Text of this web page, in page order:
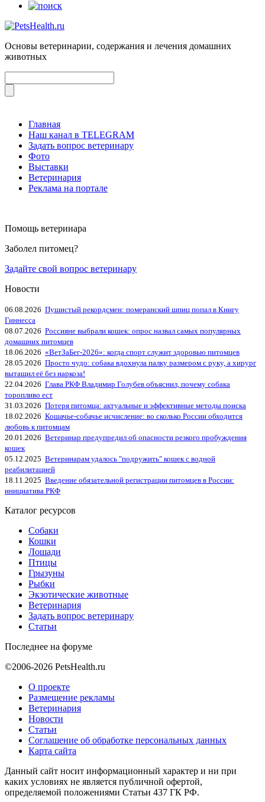
Основы ветеринарии, содержания и лечения домашних
животных
Главная
Наш канал в TELEGRAM
Задать вопрос ветеринару
Фото
Выставки
Ветеринария
Реклама на портале
Помощь ветеринара
Заболел питомец?
Задайте свой вопрос ветеринару
Новости
06.08.2026 Пушистый рекордсмен: померанский шпиц попал в Книгу
Гиннесса
08.07.2026 Россияне выбрали кошек: опрос назвал самых популярных
домашних питомцев
18.06.2026 «ВетЗаБег‑2026»: когда спорт служит здоровью питомцев
28.05.2026 Просто чудо: собака вдохнула палку размером с руку, а хирург
вытащил её без наркоза!
22.04.2026 Глава РКФ Владимир Голубев объяснил, почему собака
торопливо ест
31.03.2026 Потеря питомца: актуальные и эффективные методы поиска
18.02.2026 Кошачье-собачье исчисление: во сколько России обходится
любовь к питомцам
20.01.2026 Ветеринар предупредил об опасности резкого пробуждения
кошек
05.12.2025 Ветеринарам удалось "подружить" кошек с водной
реабилитацией
18.11.2025 Введение обязательной регистрации питомцев в России:
инициатива РКФ
Каталог ресурсов
Собаки
Кошки
Лошади
Птицы
Грызуны
Рыбки
Экзотические животные
Ветеринария
Задать вопрос ветеринару
Статьи
Последнее на форуме
©2006-2026 PetsHealth.ru
О проекте
Размещение рекламы
Ветеринария
Новости
Статьи
Соглашение об обработке персональных данных
Карта сайта
Данный сайт носит информационный характер и ни при
каких условиях не является публичной офертой,
определяемой положениями Статьи 437 ГК РФ.